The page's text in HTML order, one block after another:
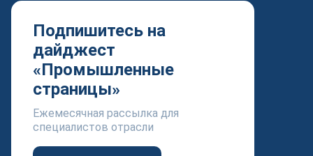
Подпишитесь на
дайджест
«Промышленные
страницы»
Ежемесячная рассылка для
специалистов отрасли